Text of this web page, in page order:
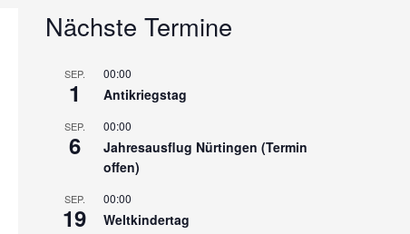
Nächste Termine
SEP.
1
00:00
Antikriegstag
SEP.
6
00:00
Jahresausflug Nürtingen (Termin
offen)
SEP.
19
00:00
Weltkindertag